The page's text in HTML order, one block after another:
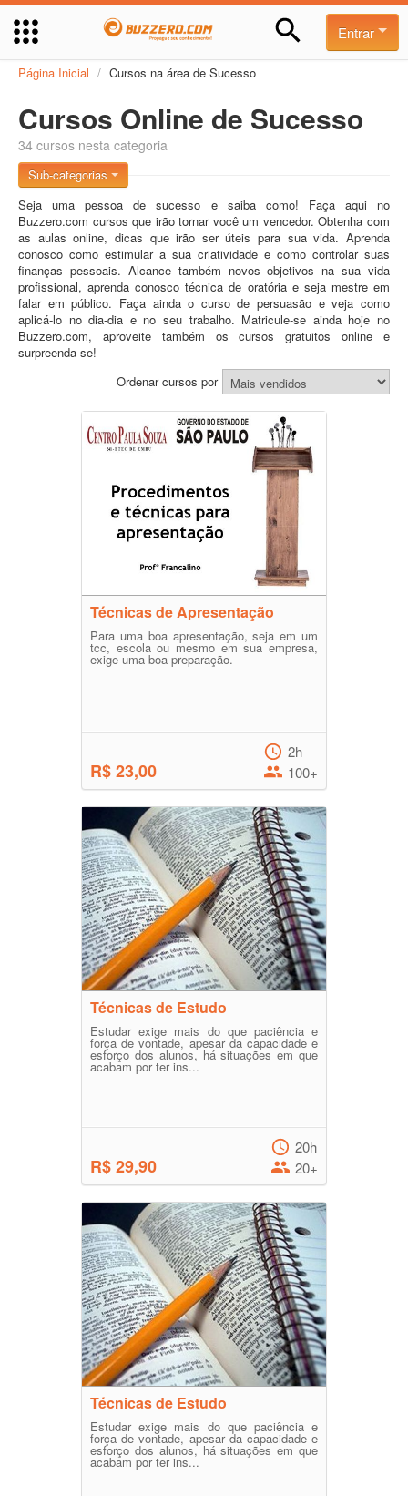
Entrar
Página Inicial / Cursos na área de Sucesso
Cursos Online de Sucesso
34 cursos nesta categoria
Sub-categorias
Seja uma pessoa de sucesso e saiba como! Faça aqui no
Buzzero.com cursos que irão tornar você um vencedor. Obtenha com
as aulas online, dicas que irão ser úteis para sua vida. Aprenda
conosco como estimular a sua criatividade e como controlar suas
finanças pessoais. Alcance também novos objetivos na sua vida
profissional, aprenda conosco técnica de oratória e seja mestre em
falar em público. Faça ainda o curso de persuasão e veja como
aplicá-lo no dia-dia e no seu trabalho. Matricule-se ainda hoje no
Buzzero.com, aproveite também os cursos gratuitos online e
surpreenda-se!
Ordenar cursos por
Técnicas de Apresentação
Para uma boa apresentação, seja em um
tcc, escola ou mesmo em sua empresa,
exige uma boa preparação.
R$ 23,00
2h
100+
Técnicas de Estudo
Estudar exige mais do que paciência e
força de vontade, apesar da capacidade e
esforço dos alunos, há situações em que
acabam por ter ins...
R$ 29,90
20h
20+
Técnicas de Estudo
Estudar exige mais do que paciência e
força de vontade, apesar da capacidade e
esforço dos alunos, há situações em que
acabam por ter ins...